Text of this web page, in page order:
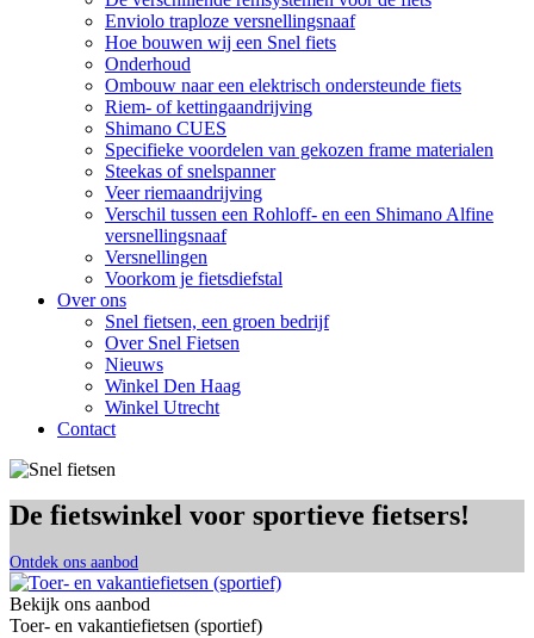
Enviolo traploze versnellingsnaaf
Hoe bouwen wij een Snel fiets
Onderhoud
Ombouw naar een elektrisch ondersteunde fiets
Riem- of kettingaandrijving
Shimano CUES
Specifieke voordelen van gekozen frame materialen
Steekas of snelspanner
Veer riemaandrijving
Verschil tussen een Rohloff- en een Shimano Alfine
versnellingsnaaf
Versnellingen
Voorkom je fietsdiefstal
Over ons
Snel fietsen, een groen bedrijf
Over Snel Fietsen
Nieuws
Winkel Den Haag
Winkel Utrecht
Contact
De fietswinkel voor sportieve fietsers!
Ontdek ons aanbod
Bekijk ons aanbod
Toer- en vakantiefietsen (sportief)